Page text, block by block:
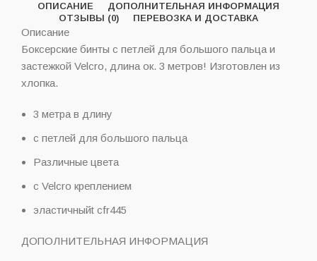
ОПИСАНИЕ
ДОПОЛНИТЕЛЬНАЯ ИНФОРМАЦИЯ
ОТЗЫВЫ (0)
ПЕРЕВОЗКА И ДОСТАВКА
Описание
Боксерские бинты с петлей для большого пальца и
застежкой Velcro, длина ок. 3 метров! Изготовлен из
хлопка.
3 метра в длину
с петлей для большого пальца
Различные цвета
с Velcro креплением
эластичныйt cfr445
ДОПОЛНИТЕЛЬНАЯ ИНФОРМАЦИЯ